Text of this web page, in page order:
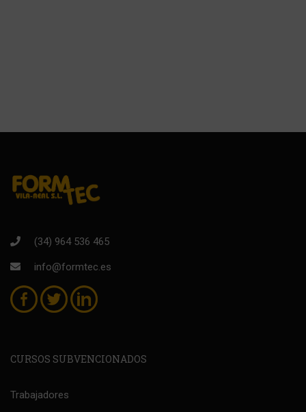
(34) 964 536 465
info@formtec.es
CURSOS SUBVENCIONADOS
Trabajadores